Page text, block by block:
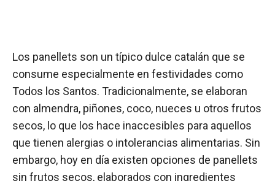
Los panellets son un típico dulce catalán que se
consume especialmente en festividades como
Todos los Santos. Tradicionalmente, se elaboran
con almendra, piñones, coco, nueces u otros frutos
secos, lo que los hace inaccesibles para aquellos
que tienen alergias o intolerancias alimentarias. Sin
embargo, hoy en día existen opciones de panellets
sin frutos secos, elaborados con ingredientes